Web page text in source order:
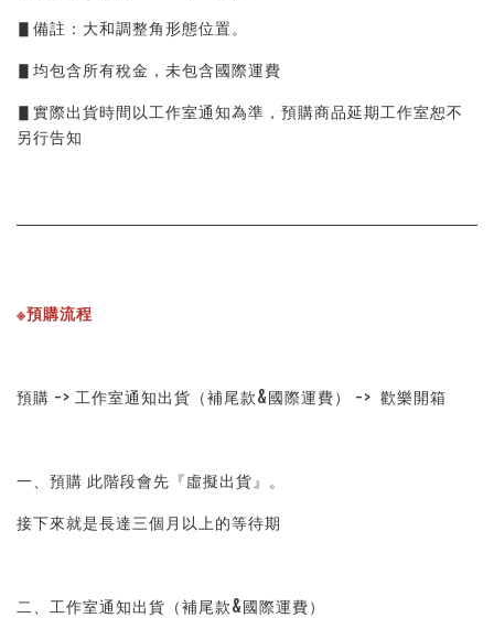
▋備註：大和調整角形態位置。
▋均包含所有稅金，未包含國際運費
▋實際出貨時間以工作室通知為準，預購商品延期工作室恕不
另行告知
※預購流程
預購 -> 工作室通知出貨（補尾款&國際運費） ->  歡樂開箱
一、預購 此階段會先『虛擬出貨』。
接下來就是長達三個月以上的等待期
二、工作室通知出貨（補尾款&國際運費）